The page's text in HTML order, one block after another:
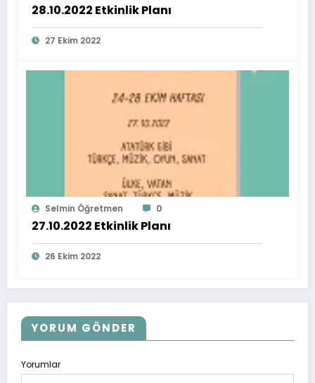
28.10.2022 Etkinlik Planı
27 Ekim 2022
Selmin Öğretmen 0
27.10.2022 Etkinlik Planı
26 Ekim 2022
YORUM GÖNDER
Yorumlar